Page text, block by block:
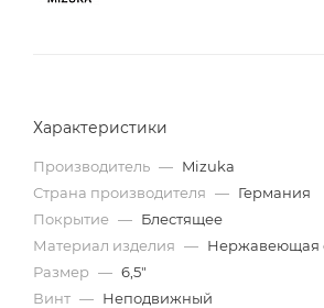
Характеристики
Производитель — Mizuka
Страна производителя — Германия
Покрытие — Блестящее
Материал изделия — Нержавеющая
Размер — 6,5"
Винт — Неподвижный